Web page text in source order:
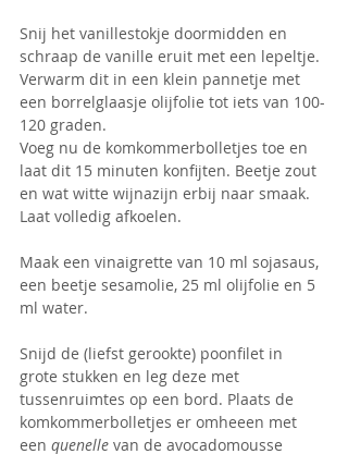
Snij het vanillestokje doormidden en
schraap de vanille eruit met een lepeltje.
Verwarm dit in een klein pannetje met
een borrelglaasje olijfolie tot iets van 100-
120 graden.
Voeg nu de komkommerbolletjes toe en
laat dit 15 minuten konfijten. Beetje zout
en wat witte wijnazijn erbij naar smaak.
Laat volledig afkoelen.
Maak een vinaigrette van 10 ml sojasaus,
een beetje sesamolie, 25 ml olijfolie en 5
ml water.
Snijd de (liefst gerookte) poonfilet in
grote stukken en leg deze met
tussenruimtes op een bord. Plaats de
komkommerbolletjes er omheeen met
een quenelle van de avocadomousse